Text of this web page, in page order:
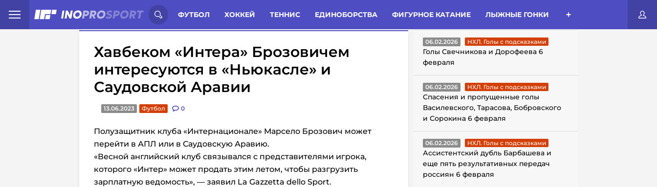
ФУТБОЛ ХОККЕЙ ТЕННИС ЕДИНОБОРСТВА ФИГУРНОЕ КАТАНИЕ ЛЫЖНЫЕ ГОНКИ
Иностранцы о спорте России: Статьи Комменты Новости
Хавбеком «Интера» Брозовичем
интересуются в «Ньюкасле» и
Саудовской Аравии
13.06.2023 Футбол 0
Полузащитник клуба «Интернационале» Марсело Брозович может
перейти в АПЛ или в Саудовскую Аравию.
«Весной английский клуб связывался с представителями игрока,
которого «Интер» может продать этим летом, чтобы разгрузить
зарплатную ведомость», — заявил La Gazzetta dello Sport.
ГОЛЫ С ПОДСКАЗКАМИ
06.02.2026 НХЛ. Голы с подсказками
Голы Свечникова и Дорофеева 6
февраля
06.02.2026 НХЛ. Голы с подсказками
Спасения и пропущенные голы
Василевского, Тарасова, Бобровского
и Сорокина 6 февраля
06.02.2026 НХЛ. Голы с подсказками
Ассистентский дубль Барбашева и
еще пять результативных передач
россиян 6 февраля